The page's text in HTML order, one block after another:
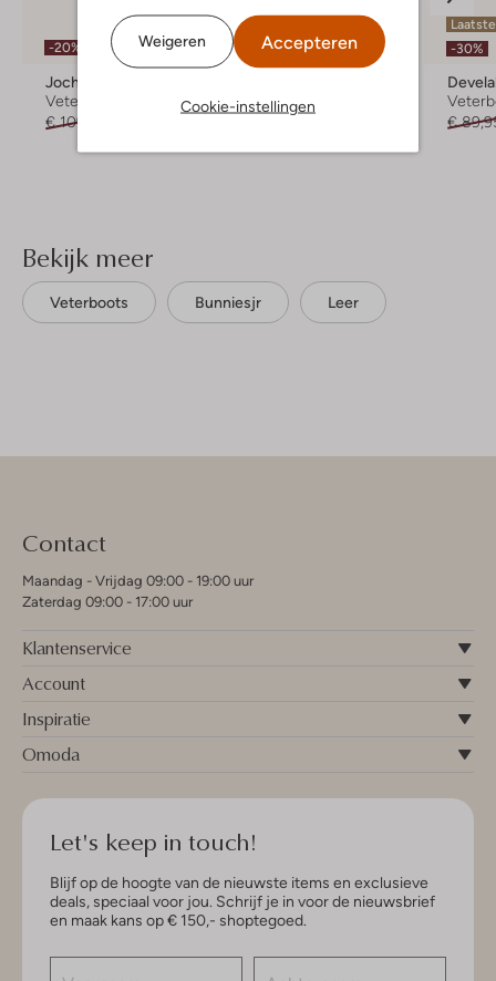
Weigeren Accepteren
Cookie-instellingen
-20%
Jochie & Freaks
Veterboots
€ 109,95
-30%
Enkelboots
-30%
€
Bekijk meer
Veterboots Bunniesjr Leer
Contact
Maandag - Vrijdag 09:00 - 19:00 uur
Zaterdag 09:00 - 17:00 uur
Klantenservice
Account
Inspiratie
Omoda
Let's keep in touch!
Blijf op de hoogte van de nieuwste items en exclusieve
deals, speciaal voor jou. Schrijf je in voor de nieuwsbrief
en maak kans op € 150,- shoptegoed.